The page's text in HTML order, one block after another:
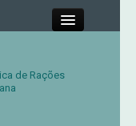
de Rações